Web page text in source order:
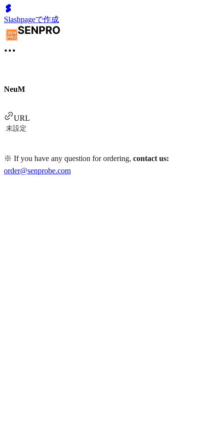
Slashpageで作成
NeuM
URL
未設定
※ If you have any question for ordering, contact us:
order@senprobe.com